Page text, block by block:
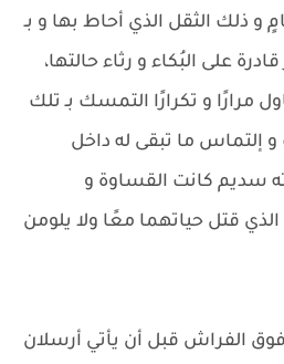
و ذلك الثقل الذي أحاط بها و بـ
على البُكاء و رثاء حالتها،
مرارًا و تكرارًا التمسك بـ تلك
إلتماس ما تبقى له داخل
سديم كانت القساوة و
قتل حياتهما معًا ولا يلومن
الفراش قبل أن يأتي أرسلان